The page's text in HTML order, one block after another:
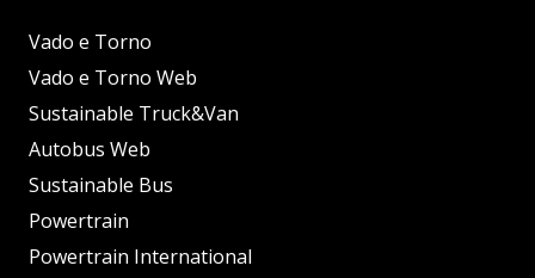
Vado e Torno
Vado e Torno Web
Sustainable Truck&Van
Autobus Web
Sustainable Bus
Powertrain
Powertrain International